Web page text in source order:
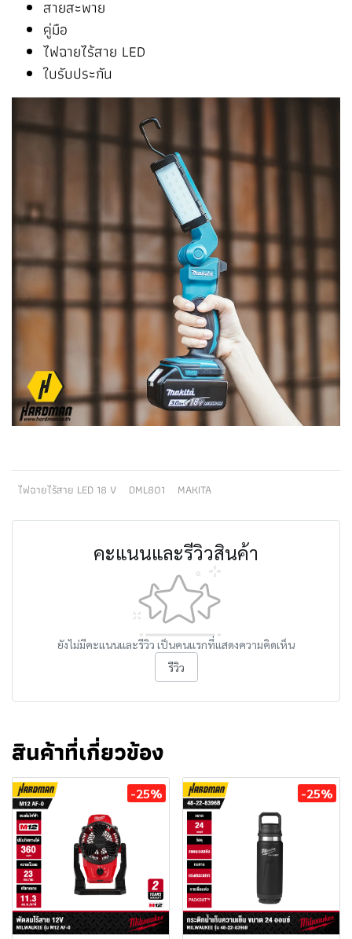
สายสะพาย
คู่มือ
ไฟฉายไร้สาย LED
ใบรับประกัน
ไฟฉายไร้สาย LED 18 V DML801 MAKITA
คะแนนและรีวิวสินค้า
ยังไม่มีคะแนนและรีวิว เป็นคนแรกที่แสดงความคิดเห็น
รีวิว
สินค้าที่เกี่ยวข้อง
-25% -25%